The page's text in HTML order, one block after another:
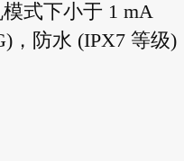
式下小于 1 mA
，防水 (IPX7 等级)